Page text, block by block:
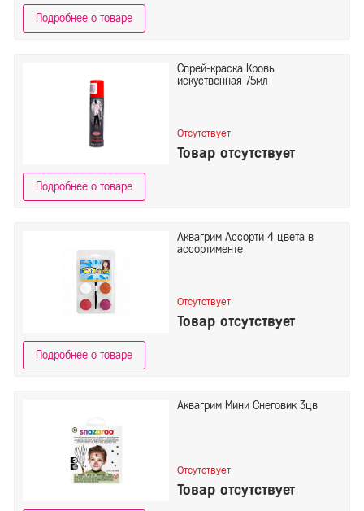
Подробнее о товаре
Спрей-краска Кровь
искуственная 75мл
Отсутствует
Товар отсутствует
Подробнее о товаре
Аквагрим Ассорти 4 цвета в
ассортименте
Отсутствует
Товар отсутствует
Подробнее о товаре
Аквагрим Мини Снеговик 3цв
Отсутствует
Товар отсутствует